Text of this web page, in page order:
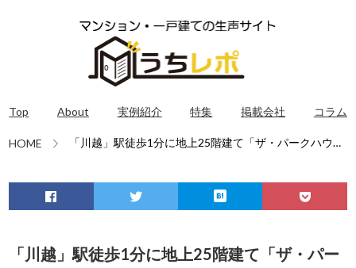
Top About 実例紹介 特集 掲載会社 コラム
HOME
「川越」駅徒歩1分に地上25階建て「ザ・パークハウ
「川越」駅徒歩1分に地上25階建て「ザ・パー